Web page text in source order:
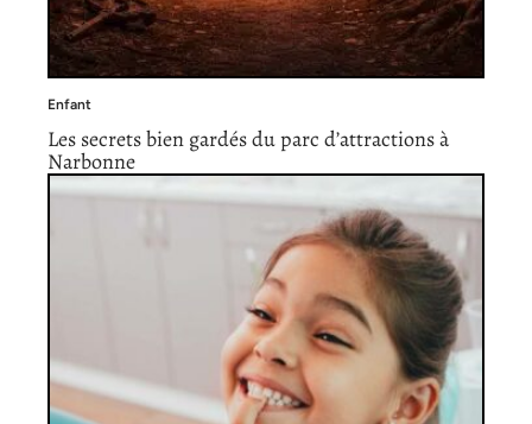
Enfant
Les secrets bien gardés du parc d’attractions à
Narbonne